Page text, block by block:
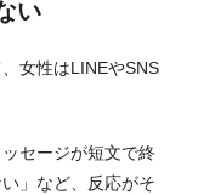
い
女性はLINEやSNS
セージが短文で終
」など、反応がそ